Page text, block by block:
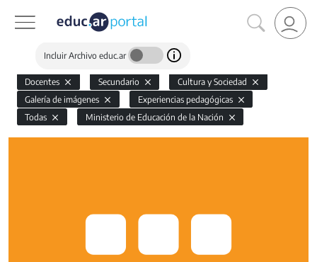
Incluir Archivo educ.ar
Docentes Secundario
Cultura y Sociedad
Galería de imágenes
Experiencias pedagógicas
Todas
Ministerio de Educación de la Nación